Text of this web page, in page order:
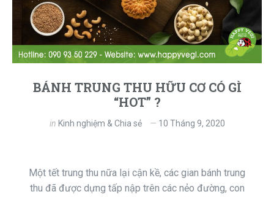
BÁNH TRUNG THU HỮU CƠ CÓ GÌ
“HOT” ?
in Kinh nghiệm & Chia sẻ 10 Tháng 9, 2020
Một tết trung thu nữa lại cận kề, các gian bánh trung
thu đã được dựng tấp nập trên các nẻo đường, con